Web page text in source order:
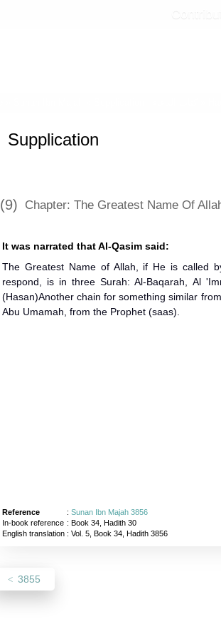
Supplication
(9) Chapter: The Greatest Name Of
It was narrated that Al-Qasim said:
The Greatest Name of Allah, if He is called
respond, is in three Surah: Al-Baqarah, Al
(Hasan)Another chain for something similar
Abu Umamah, from the Prophet (saas).
Reference : Sunan Ibn Majah 3856
In-book reference : Book 34, Hadith 30
English translation: Vol. 5, Book 34, Hadith 3856
3855